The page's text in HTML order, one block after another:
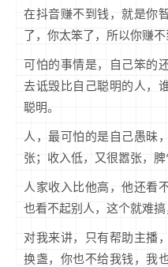
在抖音赚不到钱，就是你
了，你太笨了，所以你赚不
可怕的事情是，自己笨的
去诋毁比自己聪明的人，
聪明。
人，最可怕的是自己愚昧
张；收入低，又很嚣张，
人家收入比他高，他还看
也看不起别人，这个就难搞
对我来讲，只有帮助主播
换盏，你也不给我钱，我